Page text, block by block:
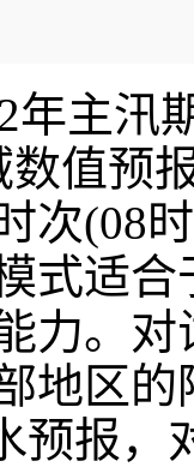
年主汛
值预
次(08
式适
力。
地区
预报，